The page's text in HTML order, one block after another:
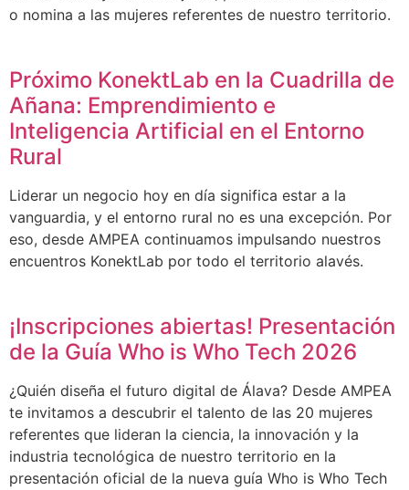
o nomina a las mujeres referentes de nuestro territorio.
Próximo KonektLab en la Cuadrilla de
Añana: Emprendimiento e
Inteligencia Artificial en el Entorno
Rural
Liderar un negocio hoy en día significa estar a la
vanguardia, y el entorno rural no es una excepción. Por
eso, desde AMPEA continuamos impulsando nuestros
encuentros KonektLab por todo el territorio alavés.
¡Inscripciones abiertas! Presentación
de la Guía Who is Who Tech 2026
¿Quién diseña el futuro digital de Álava? Desde AMPEA
te invitamos a descubrir el talento de las 20 mujeres
referentes que lideran la ciencia, la innovación y la
industria tecnológica de nuestro territorio en la
presentación oficial de la nueva guía Who is Who Tech